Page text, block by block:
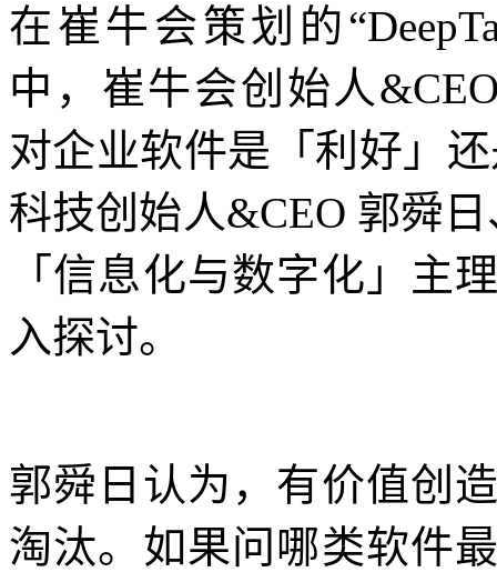
在崔牛会策划的
中，崔牛会创始人
对企业软件是「利好」
科技创始人&CEO 郭舜
「信息化与数字化」主
入探讨。
郭舜日认为，有价值创
淘汰。如果问哪类软件